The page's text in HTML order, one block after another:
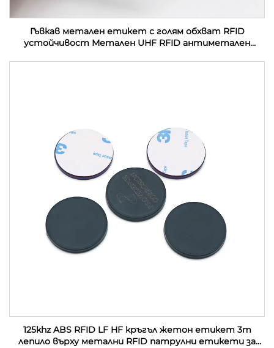
Гъвкав метален етикет с голям обхват RFID
устойчивост Метален UHF RFID антиметален
125khz ABS RFID LF HF кръгъл жетон етикет 3m
лепило върху метални RFID патрулни етикети за